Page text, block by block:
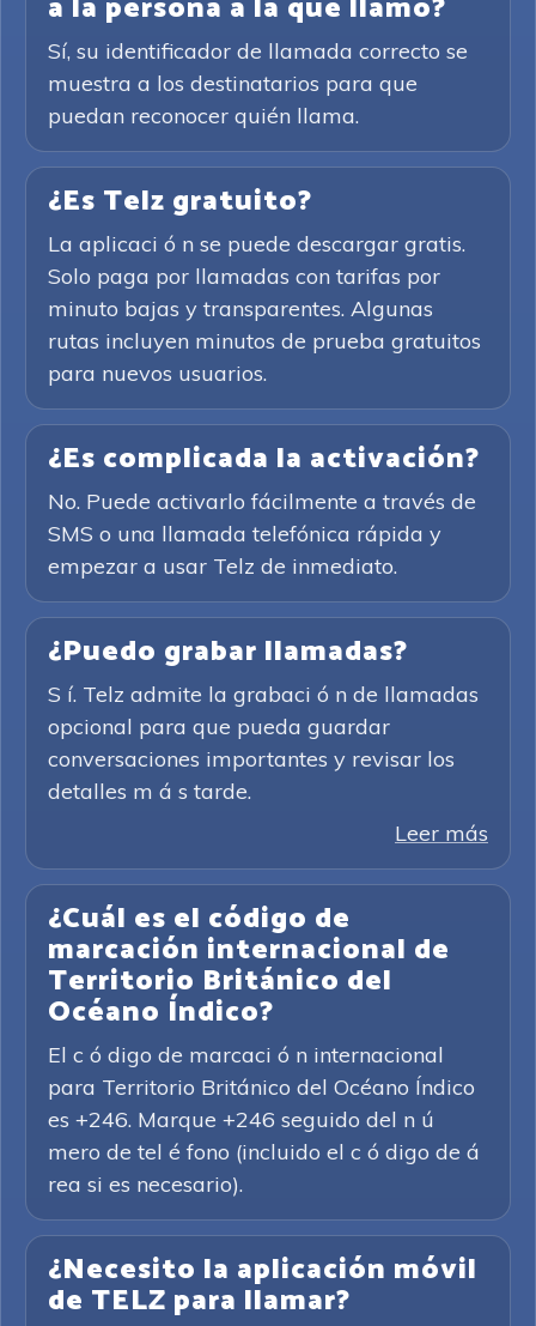
Sí, su identificador de llamada correcto se
muestra a los destinatarios para que
puedan reconocer quién llama.
¿Es Telz gratuito?
La aplicaci ó n se puede descargar gratis.
Solo paga por llamadas con tarifas por
minuto bajas y transparentes. Algunas
rutas incluyen minutos de prueba gratuitos
para nuevos usuarios.
¿Es complicada la activación?
No. Puede activarlo fácilmente a través de
SMS o una llamada telefónica rápida y
empezar a usar Telz de inmediato.
¿Puedo grabar llamadas?
S í. Telz admite la grabaci ó n de llamadas
opcional para que pueda guardar
conversaciones importantes y revisar los
detalles m á s tarde.
Leer más
¿Cuál es el código de
marcación internacional de
Territorio Británico del
Océano Índico?
El c ó digo de marcaci ó n internacional
para Territorio Británico del Océano Índico
es +246. Marque +246 seguido del n ú
mero de tel é fono (incluido el c ó digo de á
rea si es necesario).
¿Necesito la aplicación móvil
de TELZ para llamar?